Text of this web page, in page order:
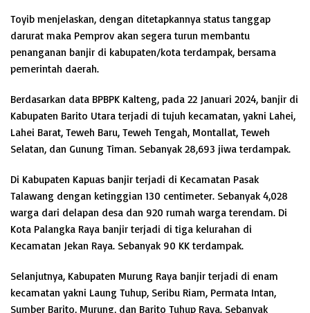
Toyib menjelaskan, dengan ditetapkannya status tanggap
darurat maka Pemprov akan segera turun membantu
penanganan banjir di kabupaten/kota terdampak, bersama
pemerintah daerah.
Berdasarkan data BPBPK Kalteng, pada 22 Januari 2024, banjir di
Kabupaten Barito Utara terjadi di tujuh kecamatan, yakni Lahei,
Lahei Barat, Teweh Baru, Teweh Tengah, Montallat, Teweh
Selatan, dan Gunung Timan. Sebanyak 28,693 jiwa terdampak.
Di Kabupaten Kapuas banjir terjadi di Kecamatan Pasak
Talawang dengan ketinggian 130 centimeter. Sebanyak 4,028
warga dari delapan desa dan 920 rumah warga terendam. Di
Kota Palangka Raya banjir terjadi di tiga kelurahan di
Kecamatan Jekan Raya. Sebanyak 90 KK terdampak.
Selanjutnya, Kabupaten Murung Raya banjir terjadi di enam
kecamatan yakni Laung Tuhup, Seribu Riam, Permata Intan,
Sumber Barito, Murung, dan Barito Tuhup Raya. Sebanyak